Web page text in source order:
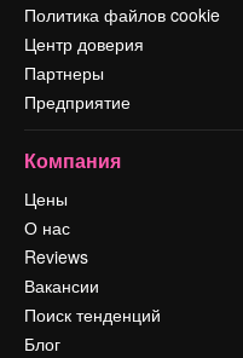
Политика файлов cookie
Центр доверия
Партнеры
Предприятие
Компания
Цены
О нас
Reviews
Вакансии
Поиск тенденций
Блог